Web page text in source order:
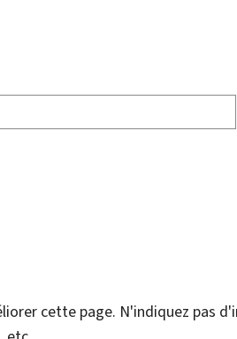
cette page. N'indiquez pas